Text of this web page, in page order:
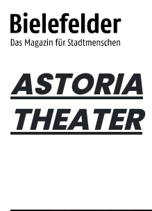
ASTORIA
THEATER